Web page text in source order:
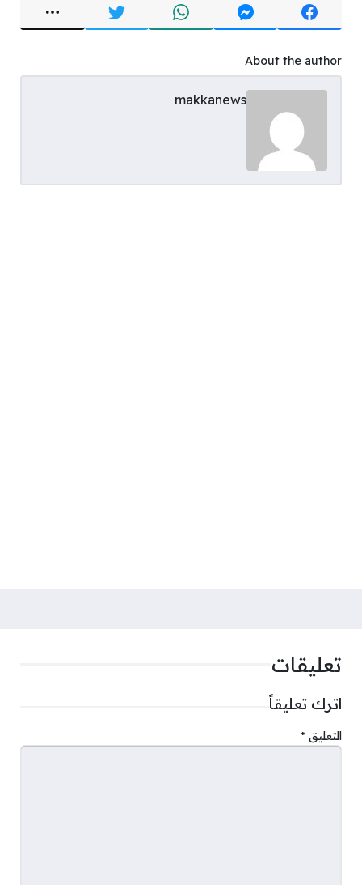
About the author
makkanews
تعليقات
اترك تعليقاً
التعليق *